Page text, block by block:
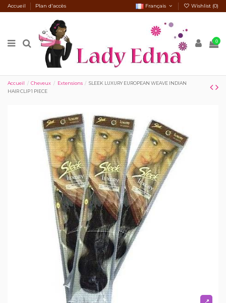
Accueil Plan d'accès Français Wishlist (0)
0
Accueil Cheveux Extensions
SLEEK LUXURY EUROPEAN WEAVE INDIAN
HAIR CLIP 1 PIECE